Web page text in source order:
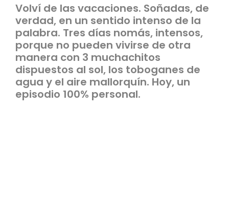
Volví de las vacaciones. Soñadas, de
verdad, en un sentido intenso de la
palabra. Tres días nomás, intensos,
porque no pueden vivirse de otra
manera con 3 muchachitos
dispuestos al sol, los toboganes de
agua y el aire mallorquín. Hoy, un
episodio 100% personal.